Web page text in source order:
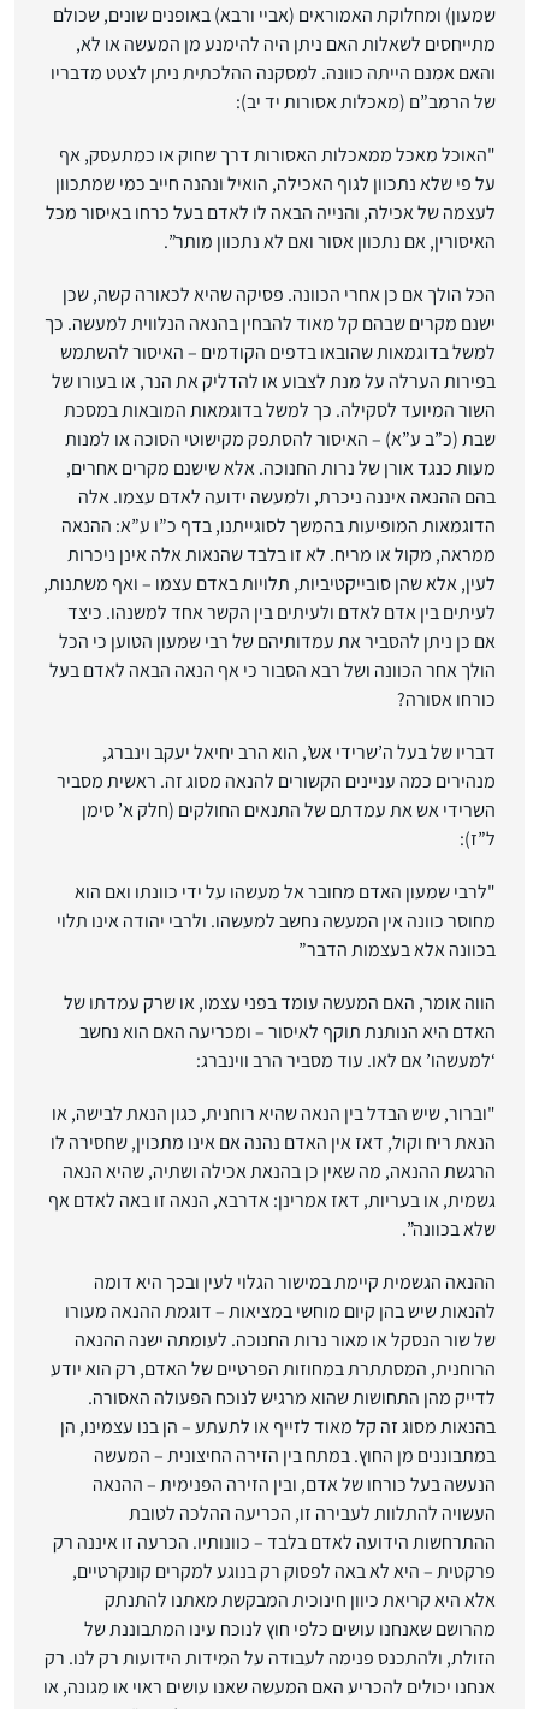
שמעון) ומחלוקת האמוראים (אביי ורבא) באופנים שונים, שכולם
מתייחסים לשאלות האם ניתן היה להימנע מן המעשה או לא,
והאם אמנם הייתה כוונה. למסקנה ההלכתית ניתן לצטט מדבריו
של הרמב”ם (מאכלות אסורות יד יב):
"האוכל מאכל ממאכלות האסורות דרך שחוק או כמתעסק, אף
על פי שלא נתכוון לגוף האכילה, הואיל ונהנה חייב כמי שמתכוון
לעצמה של אכילה, והנייה הבאה לו לאדם בעל כרחו באיסור מכל
האיסורין, אם נתכוון אסור ואם לא נתכוון מותר”.
הכל הולך אם כן אחרי הכוונה. פסיקה שהיא לכאורה קשה, שכן
ישנם מקרים שבהם קל מאוד להבחין בהנאה הנלווית למעשה. כך
למשל בדוגמאות שהובאו בדפים הקודמים – האיסור להשתמש
בפירות הערלה על מנת לצבוע או להדליק את הנר, או בעורו של
השור המיועד לסקילה. כך למשל בדוגמאות המובאות במסכת
שבת (כ”ב ע”א) – האיסור להסתפק מקישוטי הסוכה או למנות
מעות כנגד אורן של נרות החנוכה. אלא שישנם מקרים אחרים,
בהם ההנאה איננה ניכרת, ולמעשה ידועה לאדם עצמו. אלה
הדוגמאות המופיעות בהמשך לסוגייתנו, בדף כ”ו ע”א: ההנאה
ממראה, מקול או מריח. לא זו בלבד שהנאות אלה אינן ניכרות
לעין, אלא שהן סובייקטיביות, תלויות באדם עצמו – ואף משתנות,
לעיתים בין אדם לאדם ולעיתים בין הקשר אחד למשנהו. כיצד
אם כן ניתן להסביר את עמדותיהם של רבי שמעון הטוען כי הכל
הולך אחר הכוונה ושל רבא הסבור כי אף הנאה הבאה לאדם בעל
כורחו אסורה?
דבריו של בעל ה’שרידי אש’, הוא הרב יחיאל יעקב וינברג,
מנהירים כמה עניינים הקשורים להנאה מסוג זה. ראשית מסביר
השרידי אש את עמדתם של התנאים החולקים (חלק א’ סימן
ל”ז):
"לרבי שמעון האדם מחובר אל מעשהו על ידי כוונתו ואם הוא
מחוסר כוונה אין המעשה נחשב למעשהו. ולרבי יהודה אינו תלוי
בכוונה אלא בעצמות הדבר”
הווה אומר, האם המעשה עומד בפני עצמו, או שרק עמדתו של
האדם היא הנותנת תוקף לאיסור – ומכריעה האם הוא נחשב
‘למעשהו’ אם לאו. עוד מסביר הרב ווינברג:
"וברור, שיש הבדל בין הנאה שהיא רוחנית, כגון הנאת לבישה, או
הנאת ריח וקול, דאז אין האדם נהנה אם אינו מתכוין, שחסירה לו
הרגשת ההנאה, מה שאין כן בהנאת אכילה ושתיה, שהיא הנאה
גשמית, או בעריות, דאז אמרינן: אדרבא, הנאה זו באה לאדם אף
שלא בכוונה”.
ההנאה הגשמית קיימת במישור הגלוי לעין ובכך היא דומה
להנאות שיש בהן קיום מוחשי במציאות – דוגמת ההנאה מעורו
של שור הנסקל או מאור נרות החנוכה. לעומתה ישנה ההנאה
הרוחנית, המסתתרת במחוזות הפרטיים של האדם, רק הוא יודע
לדייק מהן התחושות שהוא מרגיש לנוכח הפעולה האסורה.
בהנאות מסוג זה קל מאוד לזייף או לתעתע – הן בנו עצמינו, הן
במתבוננים מן החוץ. במתח בין הזירה החיצונית – המעשה
הנעשה בעל כורחו של אדם, ובין הזירה הפנימית – ההנאה
העשויה להתלוות לעבירה זו, הכריעה ההלכה לטובת
ההתרחשות הידועה לאדם בלבד – כוונותיו. הכרעה זו איננה רק
פרקטית – היא לא באה לפסוק רק בנוגע למקרים קונקרטיים,
אלא היא קריאת כיוון חינוכית המבקשת מאתנו להתנתק
מהרושם שאנחנו עושים כלפי חוץ לנוכח עינו המתבוננת של
הזולת, ולהתכנס פנימה לעבודה על המידות הידועות רק לנו. רק
אנחנו יכולים להכריע האם המעשה שאנו עושים ראוי או מגונה, או